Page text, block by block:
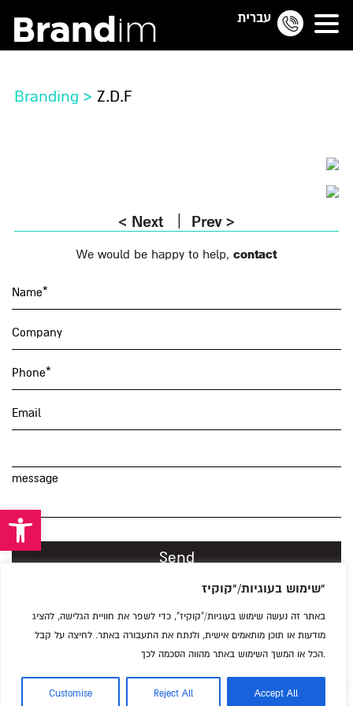
Open toolbar
שימוש בעוגיות/"קוקיז"
באתר זה נעשה שימוש בעוגיות/"קוקיז", כדי לשפר את חוויית הגלישה, להציג
מודעות או תוכן מותאמים אישית, ולנתח את התעבורה באתר. לחיצה על קבל
הכל או המשך השימוש באתר מהווה הסכמה לכך.
Customise Reject All Accept All
עברית
Branding > Z.D.F
< Next Prev >
We would be happy to help, contact
Name*
Company
Phone*
Email
message
phone:073-751-1749 |OFFICE@BRANDIM.CO.IL
Expo TLV, Rokah 101 Tel Aviv